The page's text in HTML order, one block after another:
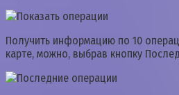
Получить информацию по 10
карте, можно, выбрав кнопку